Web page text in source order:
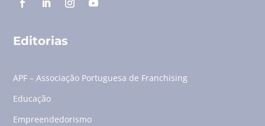
Editorias
APF – Associação Portuguesa de Franchising
Educação
Empreendedorismo